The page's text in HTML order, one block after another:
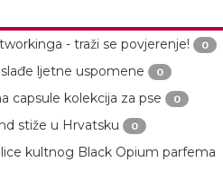
- traži se povjerenje!
0
ljetne uspomene 0
capsule kolekcija za pse 0
stiže u Hrvatsku 0
kultnog Black Opium parfema